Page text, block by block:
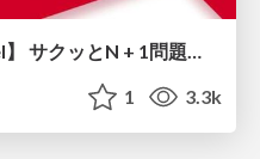
PHPerKaigi 2022 【Laravel】 サクッとN + 1問題を見つけて倒しチャオ！
1 3.3k